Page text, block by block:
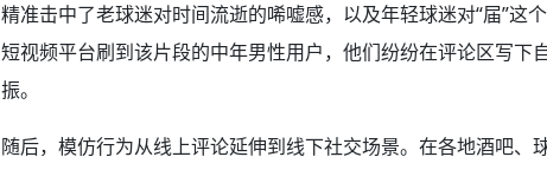
精准击中了老球迷对时间流逝的唏嘘感，以及年轻球迷对“届”这
短视频平台刷到该片段的中年男性用户，他们纷纷在评论区写下
振。
随后，模仿行为从线上评论延伸到线下社交场景。在各地酒吧、